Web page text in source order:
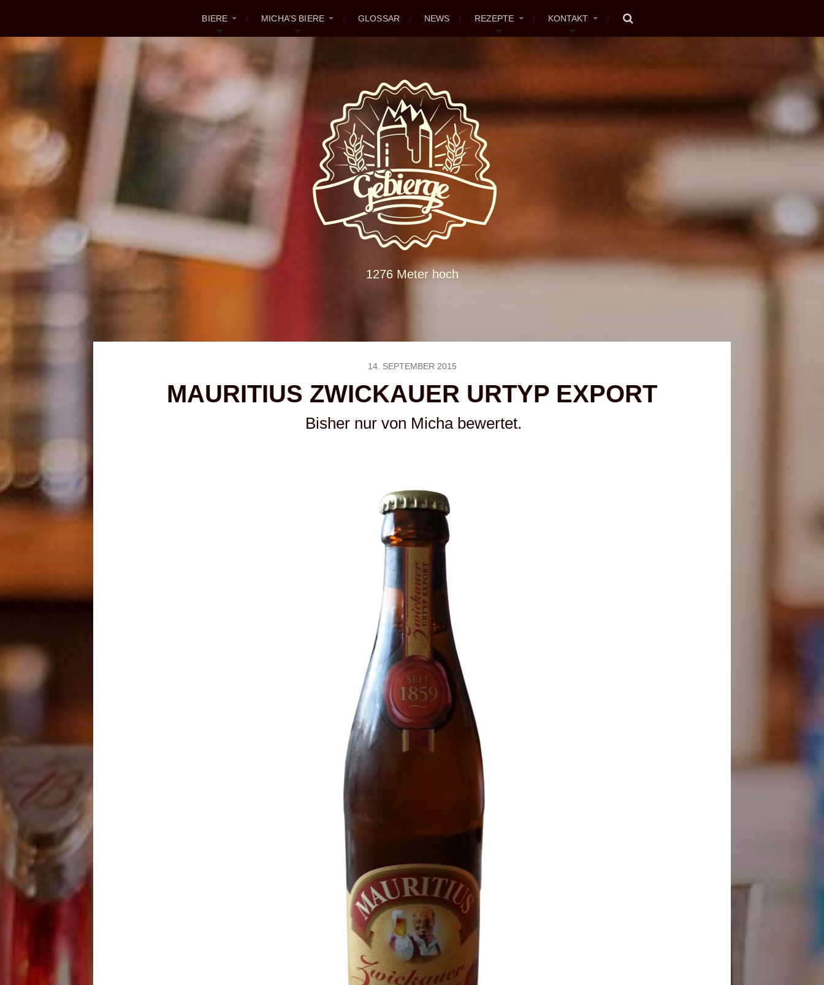
BIERE MICHA’S BIERE GLOSSAR NEWS REZEPTE KONTAKT
1276 Meter hoch
14. SEPTEMBER 2015
MAURITIUS ZWICKAUER URTYP EXPORT
Bisher nur von Micha bewertet.